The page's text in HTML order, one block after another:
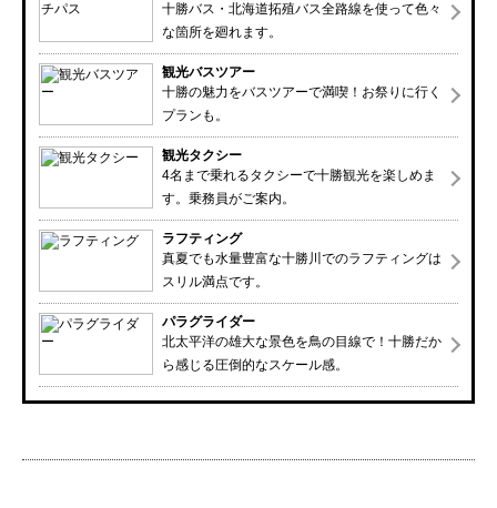
十勝バス・北海道拓殖バス全路線を使って色々
な箇所を廻れます。
観光バスツアー
十勝の魅力をバスツアーで満喫！お祭りに行く
プランも。
観光タクシー
4名まで乗れるタクシーで十勝観光を楽しめま
す。乗務員がご案内。
ラフティング
真夏でも水量豊富な十勝川でのラフティングは
スリル満点です。
パラグライダー
北太平洋の雄大な景色を鳥の目線で！十勝だか
ら感じる圧倒的なスケール感。